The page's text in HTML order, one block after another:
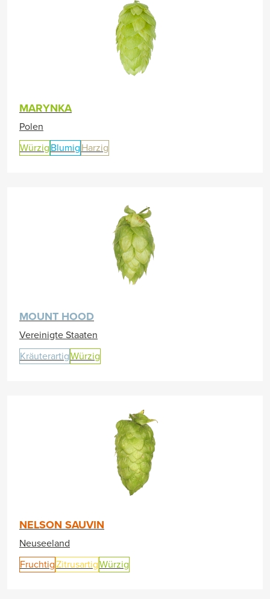
MARYNKA
Polen
Würzig Blumig Harzig
MOUNT HOOD
Vereinigte Staaten
KräuterartigWürzig
NELSON SAUVIN
Neuseeland
FruchtigZitrusartigWürzig